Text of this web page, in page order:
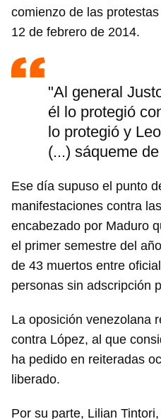
comienzo de las
12 de febrero de 2014.
"Al general
él lo protegió
lo protegió y
(...) sáqueme
Ese día supuso el punto
manifestaciones contra
encabezado por Maduro
el primer semestre del
de 43 muertos entre
personas sin adscripción
La oposición venezolana
contra López, al que
ha pedido en reiteradas
liberado.
Por su parte, Lilian